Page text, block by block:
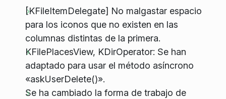
[KFileItemDelegate] No malgastar espacio
para los iconos que no existen en las
columnas distintas de la primera.
KFilePlacesView, KDirOperator: Se han
adaptado para usar el método asíncrono
«askUserDelete()».
Se ha cambiado la forma de trabajo de